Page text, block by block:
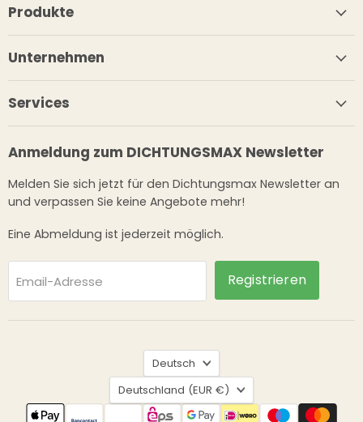
Produkte
Unternehmen
Services
Anmeldung zum DICHTUNGSMAX Newsletter
Melden Sie sich jetzt für den Dichtungsmax Newsletter an
und verpassen Sie keine Angebote mehr!
Eine Abmeldung ist jederzeit möglich.
Email-Adresse Registrieren
Sprache
Deutsch
Land
Deutschland (EUR €)